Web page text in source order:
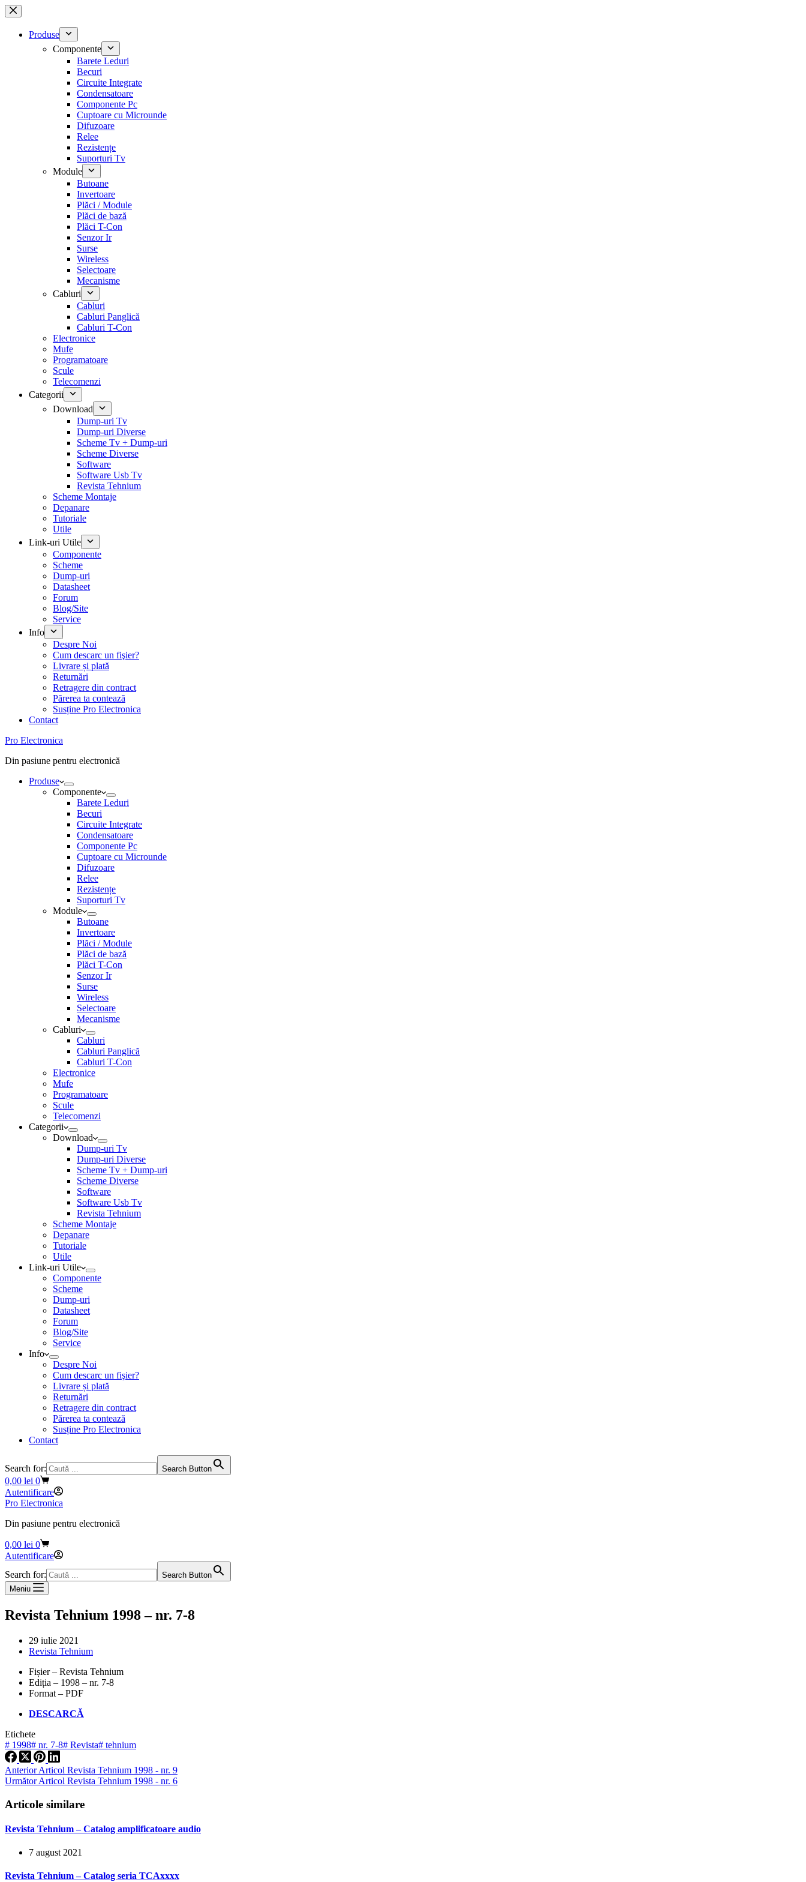
Sari
la
conținutProduse
Componente
Barete Leduri
Becuri
Circuite Integrate
Condensatoare
Componente Pc
Cuptoare cu Microunde
Difuzoare
Relee
Rezistențe
Suporturi Tv
Module
Butoane
Invertoare
Plăci / Module
Plăci de bază
Plăci T-Con
Senzor Ir
Surse
Wireless
Selectoare
Mecanisme
Cabluri
Cabluri
Cabluri Panglică
Cabluri T-Con
Electronice
Mufe
Programatoare
Scule
Telecomenzi
Categorii
Download
Dump-uri Tv
Dump-uri Diverse
Scheme Tv + Dump-uri
Scheme Diverse
Software
Software Usb Tv
Revista Tehnium
Scheme Montaje
Depanare
Tutoriale
Utile
Link-uri Utile
Componente
Scheme
Dump-uri
Datasheet
Forum
Blog/Site
Service
Info
Despre Noi
Cum descarc un fişier?
Livrare și plată
Returnări
Retragere din contract
Părerea ta contează
Susține Pro Electronica
Contact
Pro Electronica
Din pasiune pentru electronică
Produse
Componente
Barete Leduri
Becuri
Circuite Integrate
Condensatoare
Componente Pc
Cuptoare cu Microunde
Difuzoare
Relee
Rezistențe
Suporturi Tv
Module
Butoane
Invertoare
Plăci / Module
Plăci de bază
Plăci T-Con
Senzor Ir
Surse
Wireless
Selectoare
Mecanisme
Cabluri
Cabluri
Cabluri Panglică
Cabluri T-Con
Electronice
Mufe
Programatoare
Scule
Telecomenzi
Categorii
Download
Dump-uri Tv
Dump-uri Diverse
Scheme Tv + Dump-uri
Scheme Diverse
Software
Software Usb Tv
Revista Tehnium
Scheme Montaje
Depanare
Tutoriale
Utile
Link-uri Utile
Componente
Scheme
Dump-uri
Datasheet
Forum
Blog/Site
Service
Info
Despre Noi
Cum descarc un fişier?
Livrare și plată
Returnări
Retragere din contract
Părerea ta contează
Susține Pro Electronica
Contact
Search for: Search Button
Coș
de
cumpărături
0,00 lei 0
Autentificare
Pro Electronica
Din pasiune pentru electronică
Coș
de
0,00 lei 0
Autentificare
Search for:
Search Button
Meniu
Revista Tehnium 1998 – nr. 7-8
29 iulie 2021
Revista Tehnium
Fișier – Revista Tehnium
Ediția – 1998 – nr. 7-8
Format – PDF
DESCARCĂ
Etichete
# 1998# nr. 7-8# Revista# tehnium
AnteriorArticol Revista Tehnium 1998 - nr. 9
UrmătorArticol Revista Tehnium 1998 - nr. 6
Articole similare
Revista Tehnium – Catalog amplificatoare audio
7 august 2021
Revista Tehnium – Catalog seria TCAxxxx